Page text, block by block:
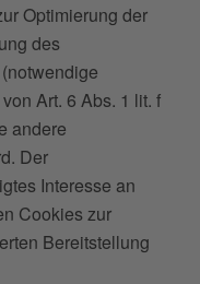
Optimierung der
des
Art. 6 Abs. 1 lit. f
andere
Der
Interesse an
Cookies zur
Bereitstellung